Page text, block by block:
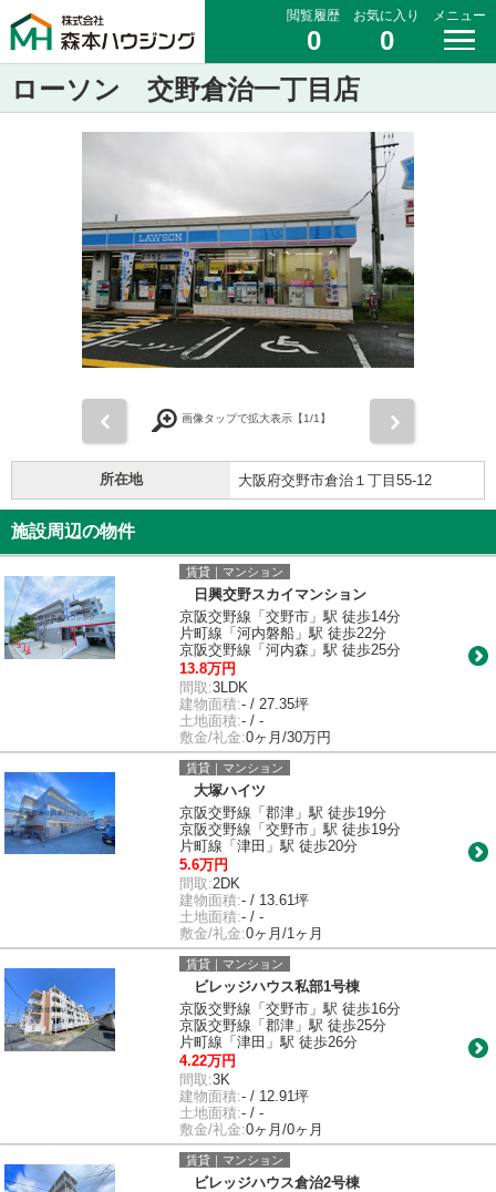
閲覧履歴
0
お気に入り
0
メニュー
ローソン 交野倉治一丁目店
画像タップで拡大表示【1/1】
所在地 大阪府交野市倉治１丁目55-12
施設周辺の物件
賃貸｜マンション
日興交野スカイマンション
京阪交野線「交野市」駅 徒歩14分
片町線「河内磐船」駅 徒歩22分
京阪交野線「河内森」駅 徒歩25分
13.8万円
間取:3LDK
建物面積:- / 27.35坪
土地面積:- / -
敷金/礼金:0ヶ月/30万円
賃貸｜マンション
大塚ハイツ
京阪交野線「郡津」駅 徒歩19分
京阪交野線「交野市」駅 徒歩19分
片町線「津田」駅 徒歩20分
5.6万円
間取:2DK
建物面積:- / 13.61坪
土地面積:- / -
敷金/礼金:0ヶ月/1ヶ月
賃貸｜マンション
ビレッジハウス私部1号棟
京阪交野線「交野市」駅 徒歩16分
京阪交野線「郡津」駅 徒歩25分
片町線「津田」駅 徒歩26分
4.22万円
間取:3K
建物面積:- / 12.91坪
土地面積:- / -
敷金/礼金:0ヶ月/0ヶ月
賃貸｜マンション
ビレッジハウス倉治2号棟